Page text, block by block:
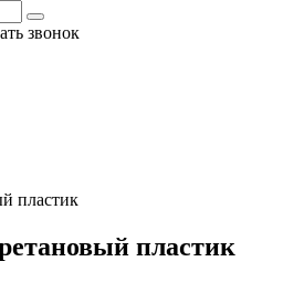
звонок
пластик
пластик